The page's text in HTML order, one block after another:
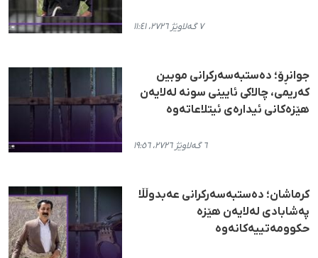
٧ گەلاوێژ ٢٧٢٦، ١١:٤١
جوانڕۆ؛ دەستبەسەرکرانی موبین
کەریمی، چالاکی ئایینی سونه لەلایەن
هێزەکانی ئیدارەی ئیتلاعاتەوە
٦ گەلاوێژ ٢٧٢٦، ١٩:٥٦
کرماشان؛ دەستبەسەرکرانی عەبدوڵڵا
پەشابادی لەلایەن هێزە
حکوومەتییەکانەوە